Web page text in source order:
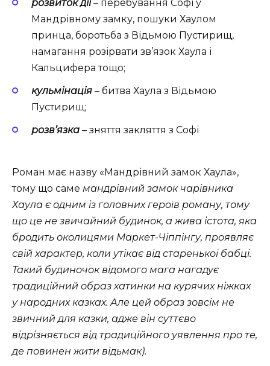
розвиток дії– перебування Софі у
Мандрівному замку, пошуки Хаулом
принца, боротьба з Відьмою Пустирищ,
намагання розірвати зв’язок Хаула і
Кальцифера тощо;
кульмінація – битва Хаула з Відьмою
Пустирищ;
розв’язка – зняття закляття з Софі
Роман має назву «Мандрівний замок Хаула»,
тому що саме мандрівний замок чарівника
Хаула є одним із головних героїв роману, тому
що це не звичайний будинок, а жива істота, яка
бродить околицями Маркет-Чіппінгу, проявляє
свій характер, коли утікає від старенької бабці.
Такий будиночок відомого мага нагадує
традиційний образ хатинки на курячих ніжках
у народних казках. Але цей образ зовсім не
звичний для казки, адже він суттєво
відрізняється від традиційного уявлення про те,
де повинен жити відьмак).